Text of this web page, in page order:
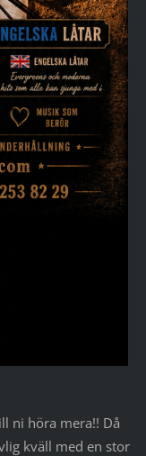
ni höra mera!! Då
kväll med en stor